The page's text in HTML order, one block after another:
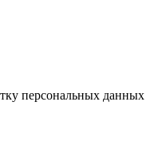
персональных данных